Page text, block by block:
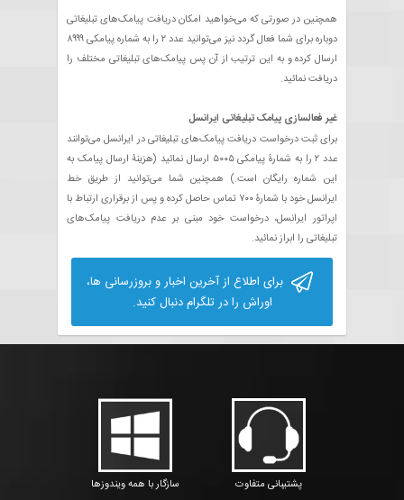
همچنین در صورتی که می‌خواهید امکان دریافت پیامک‌های تبلیغاتی
دوباره برای شما فعال گردد نیز می‌توانید عدد ۲ را به شماره پیامکی ۸۹۹۹
ارسال کرده و به این ترتیب از آن پس پیامک‌های تبلیغاتی مختلف را
دریافت نمائید.
غیر فعالسازی پیامک تبلیغاتی ایرانسل
برای ثبت درخواست دریافت پیامک‌های تبلیغاتی در ایرانسل می‌توانند
عدد ۲ را به شمارۀ پیامکی ۵۰۰۵ ارسال نمائید (هزینۀ ارسال پیامک به
این شماره رایگان است.) همچنین شما می‌توانید از طریق خط
ایرانسل خود با شمارۀ ۷۰۰ تماس حاصل کرده و پس از برقراری ارتباط با
اپراتور ایرانسل، درخواست خود مبنی بر عدم دریافت پیامک‌های
تبلیغاتی را ابراز نمائید.
برای اطلاع از آخرین اخبار و بروزرسانی ها،
اوراش را در تلگرام دنبال کنید.
پشتیبانی متفاوت سازگار با همه ویندوزها